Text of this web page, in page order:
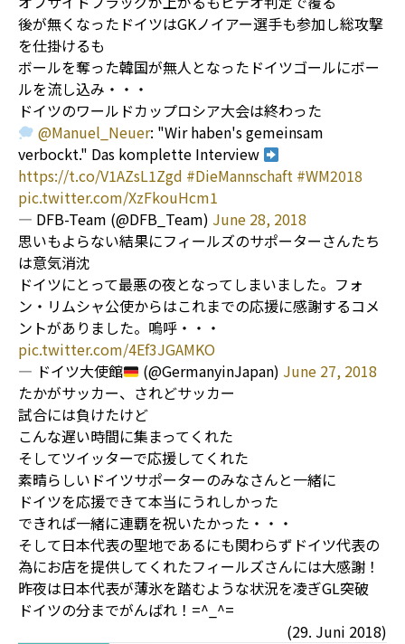
後が無くなったドイツはGKノイアー選手も参加し総攻撃
を仕掛けるも
ボールを奪った韓国が無人となったドイツゴールにボー
ルを流し込み・・・
ドイツのワールドカップロシア大会は終わった
@Manuel_Neuer: "Wir haben's gemeinsam
verbockt." Das komplette Interview
https://t.co/V1AZsL1Zgd #DieMannschaft #WM2018
pic.twitter.com/XzFkouHcm1
— DFB-Team (@DFB_Team) June 28, 2018
思いもよらない結果にフィールズのサポーターさんたち
は意気消沈
ドイツにとって最悪の夜となってしまいました。フォ
ン・リムシャ公使からはこれまでの応援に感謝するコメ
ントがありました。嗚呼・・・
pic.twitter.com/4Ef3JGAMKO
— ドイツ大使館
(@GermanyinJapan) June 27, 2018
たかがサッカー、されどサッカー
試合には負けたけど
こんな遅い時間に集まってくれた
そしてツイッターで応援してくれた
素晴らしいドイツサポーターのみなさんと一緒に
ドイツを応援できて本当にうれしかった
できれば一緒に連覇を祝いたかった・・・
そして日本代表の聖地であるにも関わらずドイツ代表の
為にお店を提供してくれたフィールズさんには大感謝！
昨夜は日本代表が薄氷を踏むような状況を凌ぎGL突破
ドイツの分までがんばれ！=^_^=
(29. Juni 2018)